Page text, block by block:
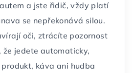
a jste řidič, vždy platí
se nepřekonává silou.
oči, ztrácíte pozornost
že jedete automaticky,
káva ani hudba